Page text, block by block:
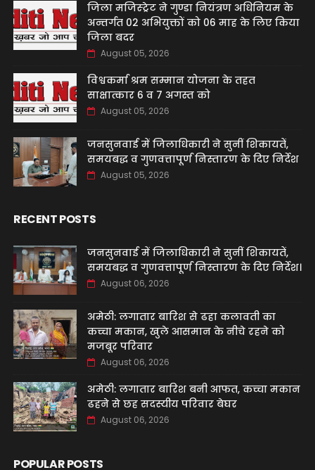
जिला मजिस्ट्रेट ने गुण्डा नियंत्रण अधिनियम के
अन्तर्गत 02 अभियुक्तों को 06 माह के लिए किया
जिला बदर
August 05, 2026
विश्वकर्मा श्रम सम्मान योजना के तहत
साक्षात्कार 6 व 7 अगस्त को
August 05, 2026
जनसुनवाई में जिलाधिकारी ने सुनीं शिकायतें,
समयबद्ध व गुणवत्तापूर्ण निस्तारण के दिए निर्देश
August 05, 2026
RECENT POSTS
जनसुनवाई में जिलाधिकारी ने सुनीं शिकायतें,
समयबद्ध व गुणवत्तापूर्ण निस्तारण के दिए निर्देश।
August 06, 2026
अमेठी: लगातार बारिश से ढहा कलावती का
कच्चा मकान, खुले आसमान के नीचे रहने को
मजबूर परिवार
August 06, 2026
अमेठी: लगातार बारिश बनी आफत, कच्चा मकान
ढहने से छह सदस्यीय परिवार बेघर
August 06, 2026
POPULAR POSTS